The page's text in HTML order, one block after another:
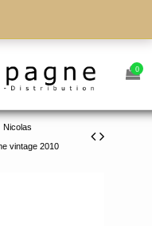
0
Nicolas
vintage 2010